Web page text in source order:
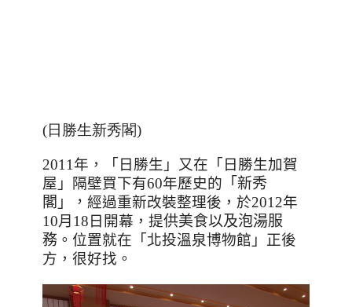
(日勝生新秀閣)
2011年，「日勝生」又在「日勝生加賀
屋」隔壁買下有60年歷史的 「新秀
閣」， 經過重新改裝整理後，於2012年
10月 18 日開幕，提供美食以及泡湯服
務 。位置就在「北投溫泉博物館」正後
方，很好找。